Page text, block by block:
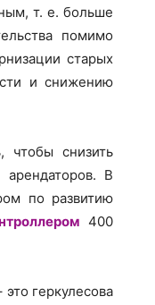
т. е. больше
помимо
старых
и снижению
чтобы снизить
арендаторов. В
по развитию
400
геркулесова